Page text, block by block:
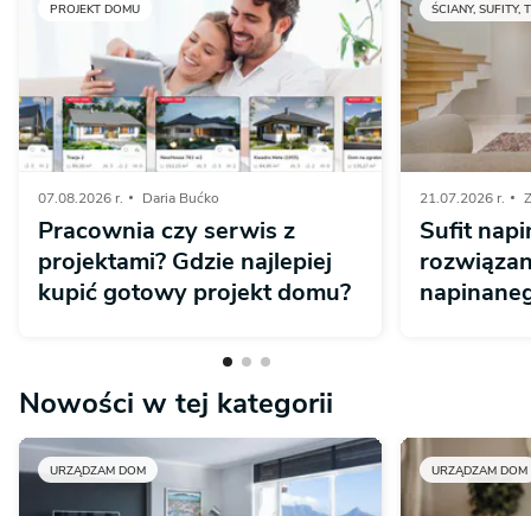
PROJEKT DOMU
07.08.2026 r. Daria Bućko
Pracownia czy serwis z
projektami? Gdzie najlepiej
kupić gotowy projekt domu?
ŚCIANY, SUFITY,
21.07.2026 r.
Sufit
Nowości w tej kategorii
URZĄDZAM DOM URZĄDZAM DOM